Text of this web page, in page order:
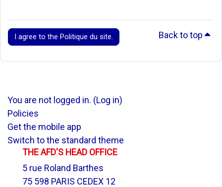
I agree to the Politique du site. Back to top
You are not logged in. (Log in)
Policies
Get the mobile app
Switch to the standard theme
THE AFD'S HEAD OFFICE
5 rue Roland Barthes
75 598 PARIS CEDEX 12